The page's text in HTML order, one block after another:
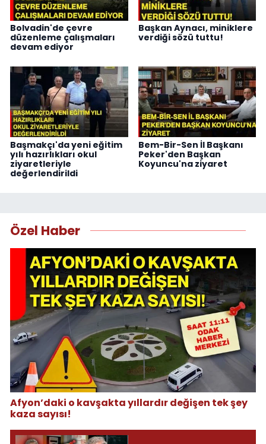
Bolvadin'de çevre
düzenleme çalışmaları
devam ediyor
Başkan Aynacı, miniklere
verdiği sözü tuttu!
Başmakçı'da yeni eğitim
yılı hazırlıkları okul
ziyaretleriyle
değerlendirildi
Bem-Bir-Sen İl Başkanı
Peker'den Başkan
Koyuncu'na ziyaret
Özel Haber
Afyon’daki o kavşakta yıllardır değişen tek şey
kaza sayısı!